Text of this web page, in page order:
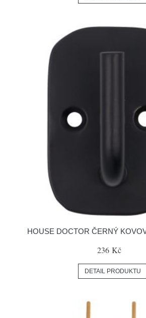
HOUSE DOCTOR ČERNÝ
236 Kč
DETAIL PRODUKTU